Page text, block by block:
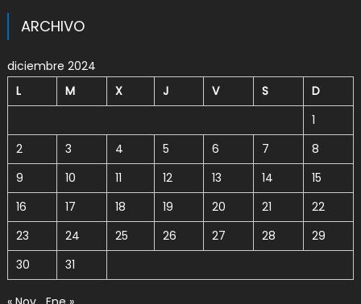
ARCHIVO
diciembre 2024
L
M X J V S
D
1
2
3 4 5 6 7
8
9
10 11 12 13 14
15
16
17 18 19 20 21
22
23
24 25 26 27 28
29
30
31